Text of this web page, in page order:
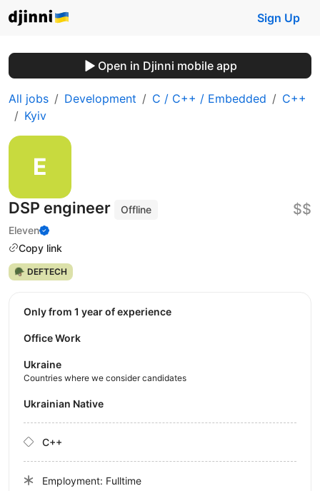
Sign Up
Open in Djinni mobile app
All jobs Development C / C++ / Embedded
C++
Kyiv
DSP engineer
Offline
Eleven
Copy link
$$
🪖 DEFTECH
Only from 1 year of experience
Office Work
Ukraine
Countries where we consider candidates
Ukrainian Native
C++
Employment: Fulltime